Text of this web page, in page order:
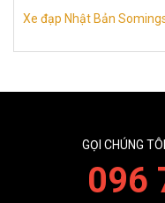
Xe đạp Nhật Bản
GỌI CHÚNG
096